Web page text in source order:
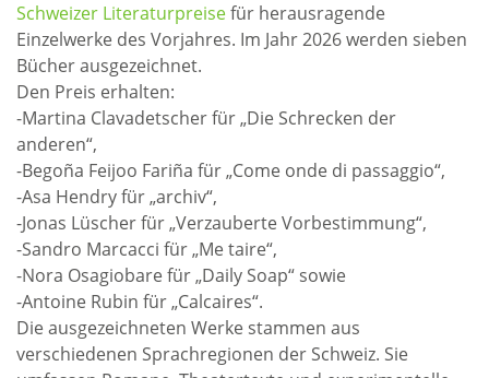
Schweizer Literaturpreisefür herausragende
Einzelwerke des Vorjahres. Im Jahr 2026 werden sieben
Bücher ausgezeichnet.
Den Preis erhalten:
-Martina Clavadetscher für „Die Schrecken der
anderen“,
-Begoña Feijoo Fariña für „Come onde di passaggio“,
-Asa Hendry für „archiv“,
-Jonas Lüscher für „Verzauberte Vorbestimmung“,
-Sandro Marcacci für „Me taire“,
-Nora Osagiobare für „Daily Soap“ sowie
-Antoine Rubin für „Calcaires“.
Die ausgezeichneten Werke stammen aus
verschiedenen Sprachregionen der Schweiz. Sie